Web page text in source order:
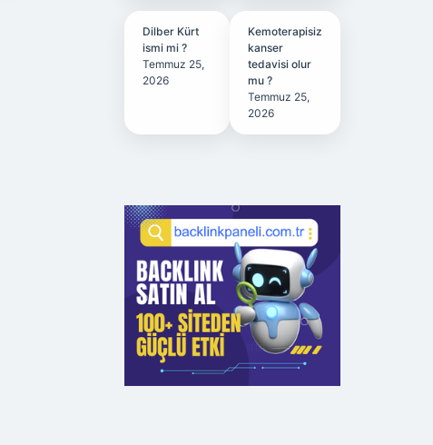
Dilber Kürt
ismi mi ?
Temmuz 25,
2026
Kemoterapisiz
kanser
tedavisi olur
mu ?
Temmuz 25,
2026